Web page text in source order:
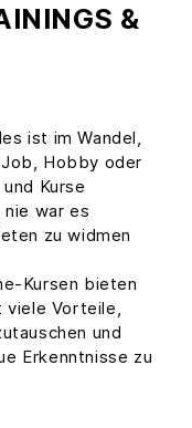
&
ist im Wandel,
Hobby oder
Kurse
nie war es
zu widmen
Kursen bieten
viele Vorteile,
und
Erkenntnisse zu